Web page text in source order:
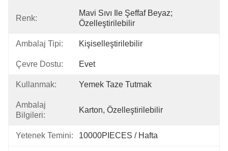
Renk:
Mavi Sıvı Ile Şeffaf Beyaz;
Özelleştirilebilir
Ambalaj Tipi: Kişiselleştirilebilir
Çevre Dostu: Evet
Kullanmak: Yemek Taze Tutmak
Ambalaj
Bilgileri:
Karton, Özelleştirilebilir
Yetenek Temini: 10000PIECES / Hafta